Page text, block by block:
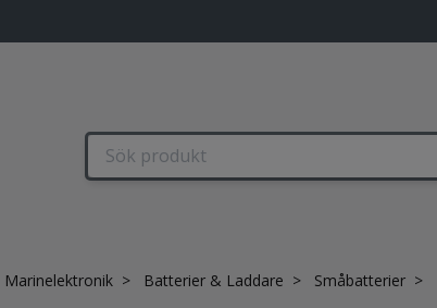
Marinelektronik Batterier & Laddare Småbatterier